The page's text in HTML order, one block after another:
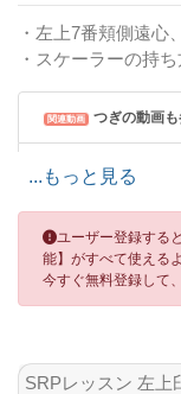
・左上7番頬側遠心
・スケーラーの持
関連動画 つぎの動画
SRPレッスン 左上
SRPレッスン 基本
...もっと見る
ユーザー登録する
能】がすべて使える
今すぐ無料登録して
SRPレッスン 左上